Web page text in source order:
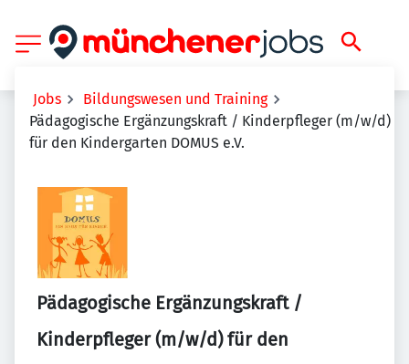
Jobs
Bildungswesen und Training
Pädagogische Ergänzungskraft / Kinderpfleger (m/w/d)
für den Kindergarten DOMUS e.V.
Pädagogische Ergänzungskraft /
Kinderpfleger (m/w/d) für den